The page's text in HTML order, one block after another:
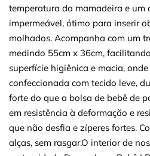
temperatura da mamadeira e um
impermeável, ótimo para inserir
molhados. Acompanha com um
medindo 55cm x 36cm,
superfície higiênica e macia,
confeccionada com tecido leve,
forte do que a bolsa de bebê de
em resistência à deformação e
que não desfia e zíperes fortes.
alças, sem rasgar.O interior de